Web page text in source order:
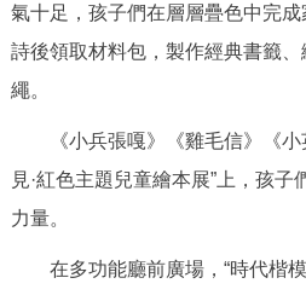
仲介服務 陽光政務
12345網上接訴即辦 我
氣十足，孩子們在層層疊色中完
詩後領取材料包，製作經典書籤
繩。
《小兵張嘎》《雞毛信》《
見·紅色主題兒童繪本展”上，孩
力量。
在多功能廳前廣場，“時代楷